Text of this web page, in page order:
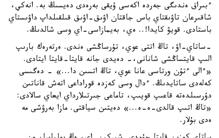
ءبىراق ەندىگى جەردە اكەسى ۇيقى بەرەدى دەيسىڭ بە. انەكي،
شاقىرعان تاۋىقتاي باس جاقتان اۋىق-اۋىق قىلقىلداپ داۋىستاي
باستادى. قويۋ كايدا!.. ەي، بەيمازاسى-اي وسى شالدىڭ.
-ساتاي-اۋ، تاڭ اتتى عوي، تۇرساڭشى ەندى. ەرتەرەك بارىپ
الىپ قايتساڭشى شانانى،- دەيدى جانە قايتا-قايتا ايتادى.
«ءالى ءتۇن ورتاسى عانا عوي، تاڭ اتسىن دا...» - دەگىسى
كەلەدى ساتايدىڭ. ءدال وسى كەزدە قوراداعى اتەش قاناتىن
دۇرسىلدەتە قاعىپ قويىپ، تاماعى جىرتىلارداي ايعاي سالادى:
«تاڭ اتىپ قالدى-ە-ە...» دەيتىن سياقتى. مازا بەرۋشى مە
ەدى بۇلار.